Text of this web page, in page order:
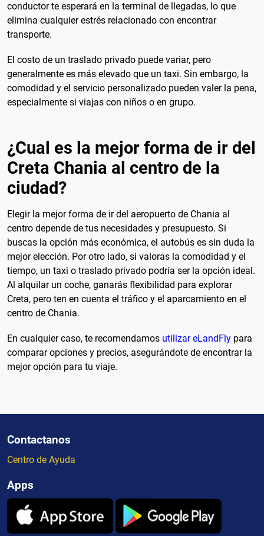
conductor te esperará en la terminal de llegadas, lo que
elimina cualquier estrés relacionado con encontrar
transporte.
El costo de un traslado privado puede variar, pero
generalmente es más elevado que un taxi. Sin embargo, la
comodidad y el servicio personalizado pueden valer la pena,
especialmente si viajas con niños o en grupo.
¿Cual es la mejor forma de ir del
Creta Chania al centro de la
ciudad?
Elegir la mejor forma de ir del aeropuerto de Chania al
centro depende de tus necesidades y presupuesto. Si
buscas la opción más económica, el autobús es sin duda la
mejor elección. Por otro lado, si valoras la comodidad y el
tiempo, un taxi o traslado privado podría ser la opción ideal.
Al alquilar un coche, ganarás flexibilidad para explorar
Creta, pero ten en cuenta el tráfico y el aparcamiento en el
centro de Chania.
En cualquier caso, te recomendamos utilizar eLandFly para
comparar opciones y precios, asegurándote de encontrar la
mejor opción para tu viaje.
Contactanos
Centro de Ayuda
Apps